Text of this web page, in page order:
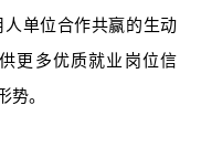
单位合作共赢的生动
更多优质就业岗位信
势。